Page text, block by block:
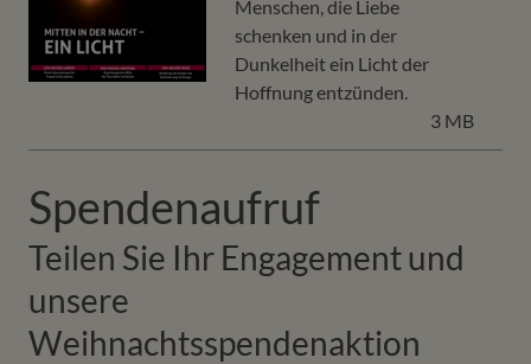
Menschen, die Liebe
schenken und in der
Dunkelheit ein Licht der
Hoffnung entzünden.
3 MB
Spendenaufruf
Teilen Sie Ihr Engagement und
unsere
Weihnachtsspendenaktion